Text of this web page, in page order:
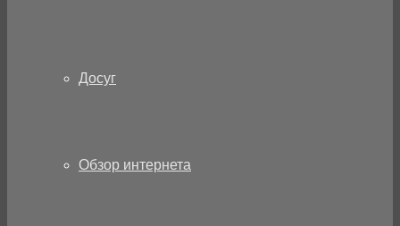
Досуг
Обзор интернета